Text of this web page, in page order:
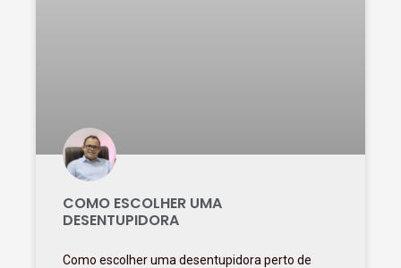
COMO ESCOLHER UMA
DESENTUPIDORA
Como escolher uma desentupidora perto de